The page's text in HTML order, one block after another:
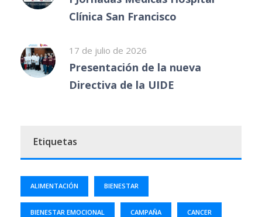
Clínica San Francisco
17 de julio de 2026
Presentación de la nueva
Directiva de la UIDE
Etiquetas
ALIMENTACIÓN BIENESTAR
BIENESTAR EMOCIONAL CAMPAÑA CANCER